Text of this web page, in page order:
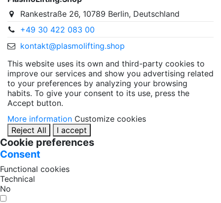
Rankestraße 26, 10789 Berlin, Deutschland
+49 30 422 083 00
kontakt@plasmolifting.shop
This website uses its own and third-party cookies to
improve our services and show you advertising related
to your preferences by analyzing your browsing
habits. To give your consent to its use, press the
Accept button.
More information Customize cookies
Reject All
I accept
Cookie preferences
Consent
Functional cookies
Technical
No